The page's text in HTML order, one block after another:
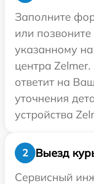
Заполните
или
указанному
центра
ответит на
уточнения
устройства
2
Выезд
Сервисный